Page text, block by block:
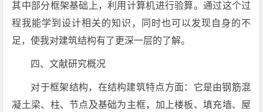
其中部分框架基础上，利用计算机进行验算。通过这个过
程我能学到设计相关的知识，同时也可以发现自身的不
足，使我对建筑结构有了更深一层的了解。
四、文献研究概况
对于框架结构，在结构建筑特点方面：它是由钢筋混
凝土梁、柱、节点及基础为主框，加上楼板、填充墙、屋